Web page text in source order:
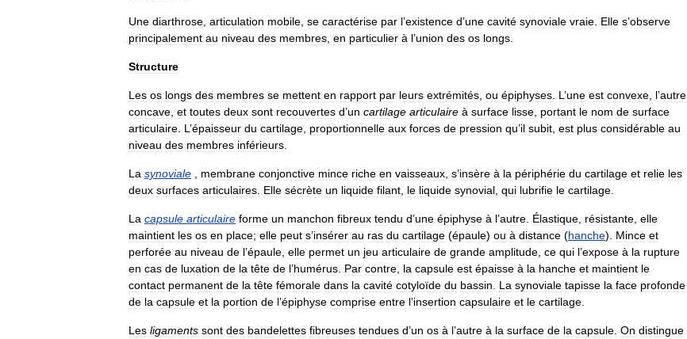
Une diarthrose articulation mobile se caractérise par l’existence d’une cavité synoviale vraie Elle s’observe
principalement au niveau des membres en particulier à l’union des os longs
Structure
Les os longs des membres se mettent en rapport par leurs extrémités ou épiphyses L ’une est convexe l’autre
concave et toutes deux sont recouvertes d’un cartilage articulaire à surface lisse portant le nom de surface
articulaire L ’épaisseur du cartilage proportionnelle aux forces de pression qu’il subit est plus considérable au
niveau des membres inférieurs
La synoviale membrane conjonctive mince riche en vaisseaux s’insère à la périphérie du cartilage et relie les
deux surfaces articulaires Elle sécrète un liquide filant le liquide synovial qui lubrifie le cartilage
La capsule articulaire forme un manchon fibreux tendu d’une épiphyse à l’autre Élastique résistante elle
maintient les os en place; elle peut s’insérer au ras du cartilage (épaule) ou à distance (hanche). Mince et
perforée au niveau de l’épaule elle permet un jeu articulaire de grande amplitude ce qui l’expose à la rupture
en cas de luxation de la tête de l’humérus Par contre la capsule est épaisse à la hanche et maintient le
contact permanent de la tête fémorale dans la cavité cotyloïde du bassin La synoviale tapisse la face profonde
de la capsule et la portion de l’épiphyse comprise entre l’insertion capsulaire et le cartilage
Les ligaments sont des bandelettes fibreuses tendues d’un os à l’autre à la surface de la capsule On distingue